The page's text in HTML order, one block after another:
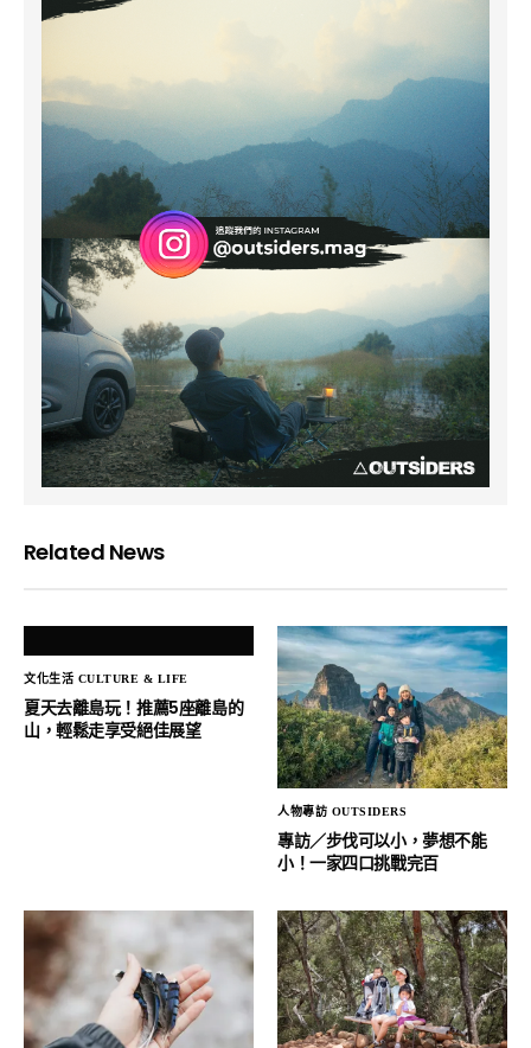
Related News
文化生活 CULTURE & LIFE
夏天去離島玩！推薦5座離島的
山，輕鬆走享受絕佳展望
人物專訪 OUTSIDERS
專訪／步伐可以小，夢想不能
小！一家四口挑戰完百